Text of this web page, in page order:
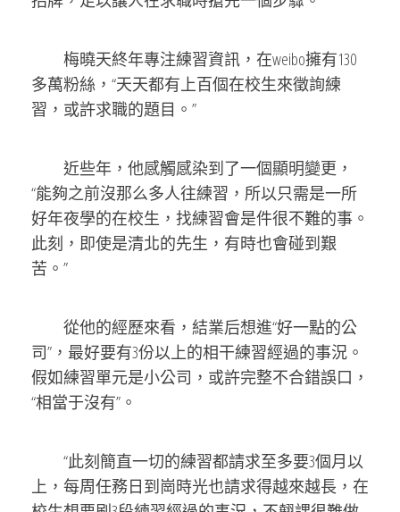
梅曉天終年專注練習資訊，在weibo擁有130
多萬粉絲，“天天都有上百個在校生來徵詢練
習，或許求職的題目。”
近些年，他感觸感染到了一個顯明變更，
“能夠之前沒那么多人往練習，所以只需是一所
好年夜學的在校生，找練習會是件很不難的事。
此刻，即使是清北的先生，有時也會碰到艱
苦。”
從他的經歷來看，結業后想進“好一點的公
司”，最好要有3份以上的相干練習經過的事況。
假如練習單元是小公司，或許完整不合錯誤口，
“相當于沒有”。
“此刻簡直一切的練習都請求至多要3個月以
上，每周任務日到崗時光也請求得越來越長，在